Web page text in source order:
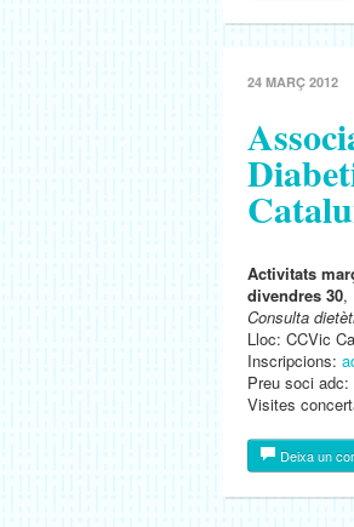
24 MARÇ 2012
Activitats
divendres 30,
Consulta
Lloc: CCVic
Inscripcions:
Preu soci
Visites
Deixa un